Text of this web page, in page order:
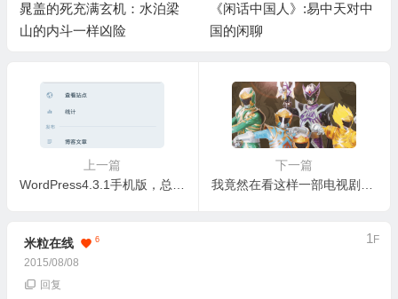
晁盖的死充满玄机：水泊梁
山的内斗一样凶险
《闲话中国人》:易中天对中
国的闲聊
上一篇
下一篇
米粒在线 6
2015/08/08
1 F
回复